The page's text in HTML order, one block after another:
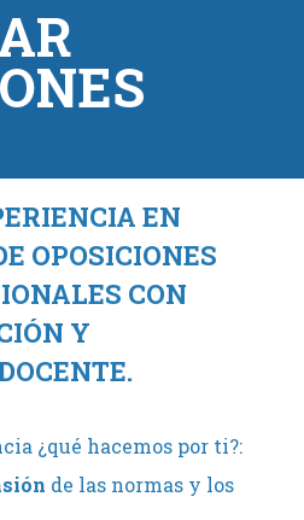
EN
OPOSICIONES
CON
Y
¿qué hacemos por ti?:
de las normas y los